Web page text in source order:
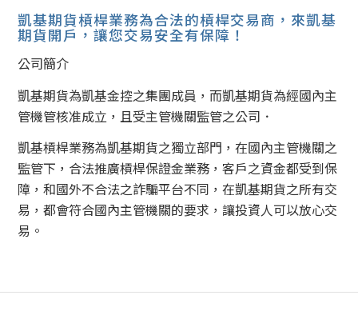
凱基期貨槓桿業務為合法的槓桿交易商，來凱基
期貨開戶，讓您交易安全有保障！
公司簡介
凱基期貨為凱基金控之集團成員，而凱基期貨為經國內主
管機管核准成立，且受主管機關監管之公司．
凱基槓桿業務為凱基期貨之獨立部門，在國內主管機關之
監管下，合法推廣槓桿保證金業務，客戶之資金都受到保
障，和國外不合法之詐騙平台不同，在凱基期貨之所有交
易，都會符合國內主管機關的要求，讓投資人可以放心交
易。